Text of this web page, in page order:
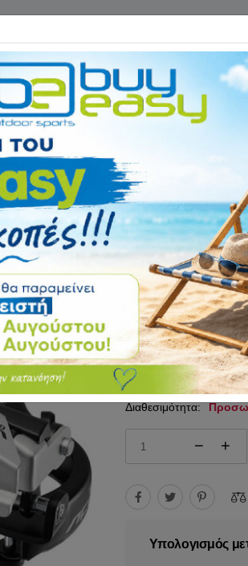
ΕΙΔΗ CAMPING
Αρχική ΠΟΔΗΛΑΤΑ -
Ντεραγιέ
Κωδικός
17.95€
Διαθεσιμότητα:
Υπολογισμός